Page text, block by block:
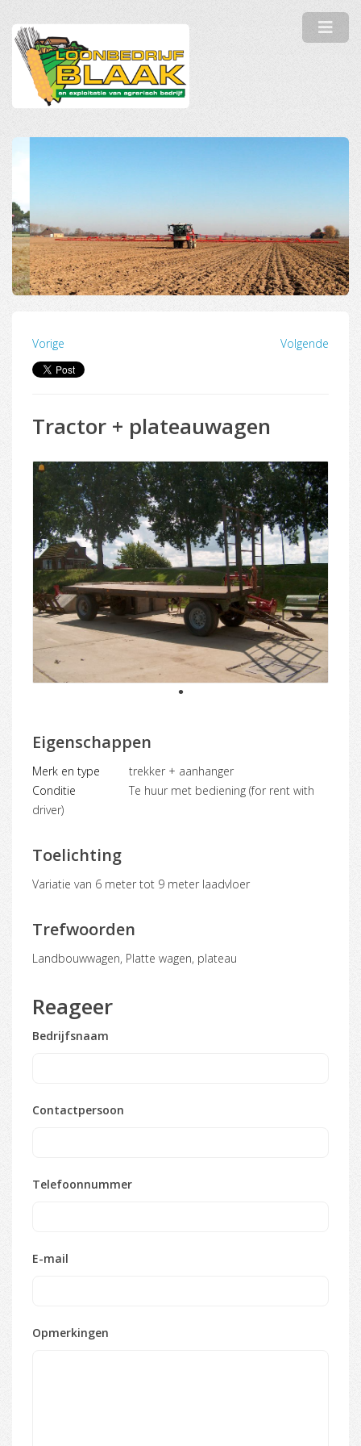
Vorige Volgende
Tractor + plateauwagen
1
Eigenschappen
Merk en type
trekker + aanhanger
Conditie
Te huur met bediening (for rent with
driver)
Toelichting
variatie van 6 meter tot 9 meter laadvloer
Trefwoorden
Landbouwwagen, Platte wagen, plateau
Reageer
Bedrijfsnaam
Contactpersoon
Telefoonnummer
E-mail
Opmerkingen